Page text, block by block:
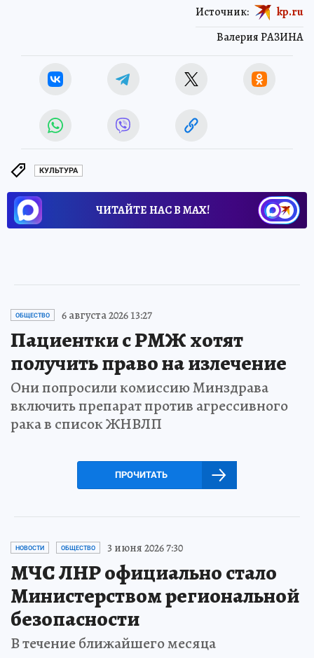
Валерия РАЗИНА
Источник: kp.ru
КУЛЬТУРА
ЧИТАЙТЕ НАС В МАХ!
ОБЩЕСТВО 6 августа 2026 13:27
Пациентки с РМЖ хотят
получить право на излечение
Они попросили комиссию Минздрава
включить препарат против агрессивного
рака в список ЖНВЛП
ПРОЧИТАТЬ
НОВОСТИ ОБЩЕСТВО 3 июня 2026 7:30
МЧС ЛНР официально стало
Министерством региональной
безопасности
В течение ближайшего месяца